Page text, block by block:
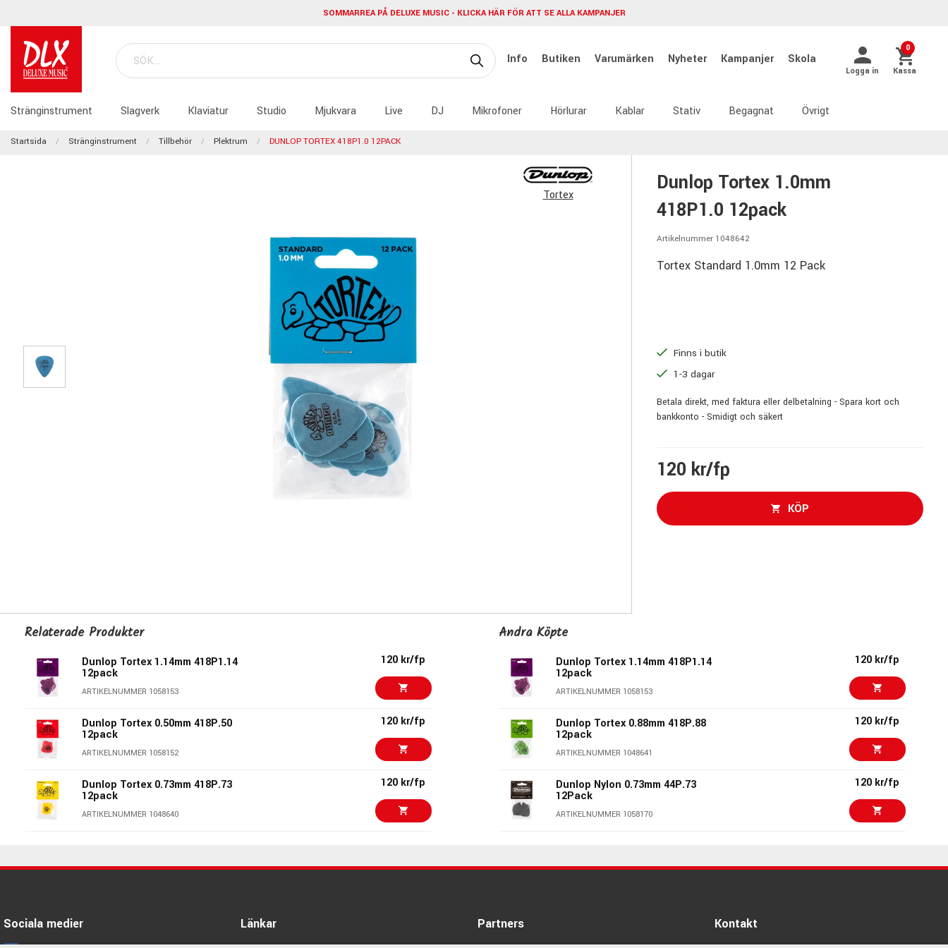
SOMMARREA PÅ DELUXE MUSIC - KLICKA HÄR FÖR ATT SE ALLA KAMPANJER
Info Butiken Varumärken Nyheter Kampanjer Skola
Logga in
0
Kassa
Stränginstrument Slagverk Klaviatur Studio Mjukvara Live DJ Mikrofoner Hörlurar Kablar Stativ Begagnat Övrigt
Startsida Stränginstrument Tillbehör Plektrum DUNLOP TORTEX 418P1.0 12PACK
Tortex
Dunlop Tortex 1.0mm
418P1.0 12pack
Artikelnummer 1048642
Tortex Standard 1.0mm 12 Pack
Finns i butik
1-3 dagar
Betala direkt, med faktura eller delbetalning - Spara kort och
bankkonto - Smidigt och säkert
120 kr/fp
KÖP
Relaterade Produkter
Dunlop Tortex 1.14mm 418P1.14
12pack
ARTIKELNUMMER 1058153
120 kr/fp
Dunlop Tortex 0.50mm 418P.50
12pack
ARTIKELNUMMER 1058152
120 kr/fp
Dunlop Tortex 0.73mm 418P.73
12pack
ARTIKELNUMMER 1048640
120 kr/fp
12pack
Andra Köpte
Dunlop Tortex 1.14mm 418P1.14
12pack
ARTIKELNUMMER 1058153
120 kr/fp
Dunlop Tortex 0.88mm 418P.88
12pack
ARTIKELNUMMER 1048641
120 kr/fp
Dunlop Nylon 0.73mm 44P.73
12Pack
ARTIKELNUMMER 1058170
120 kr/fp
Sociala medier Länkar Partners Kontakt